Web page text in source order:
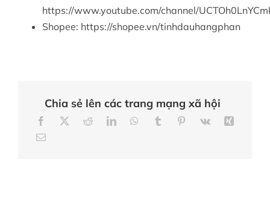
https://www.youtube.com/channel/
Shopee: https://shopee.vn/tinhdauhangphan
Chia sẻ lên các trang mạng xã hội